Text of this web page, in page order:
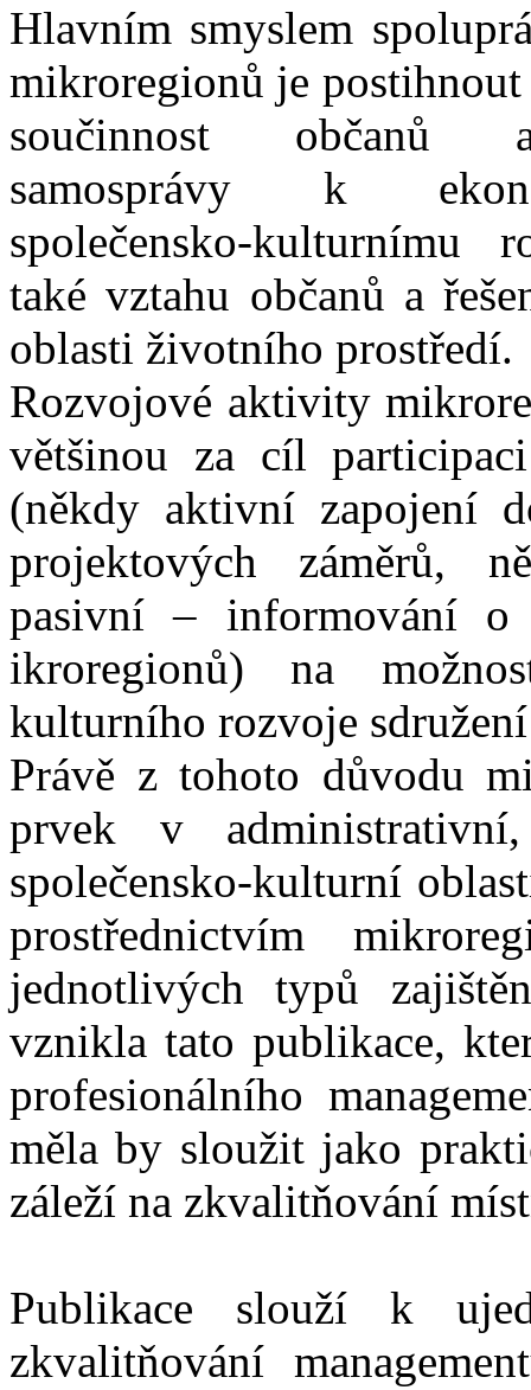
Hlavním smyslem
mikroregionů je postihnout
součinnost občanů
samosprávy k
společensko-kulturnímu
také vztahu občanů a
oblasti životního prostředí.
Rozvojové aktivity
většinou za cíl
(někdy aktivní zapojení
projektových záměrů,
pasivní – informování o
ikroregionů) na
kulturního rozvoje
Právě z tohoto důvodu
prvek v
společensko-kulturní
prostřednictvím
jednotlivých typů
vznikla tato publikace,
profesionálního
měla by sloužit jako
záleží na zkvalitňování
Publikace slouží k
zkvalitňování